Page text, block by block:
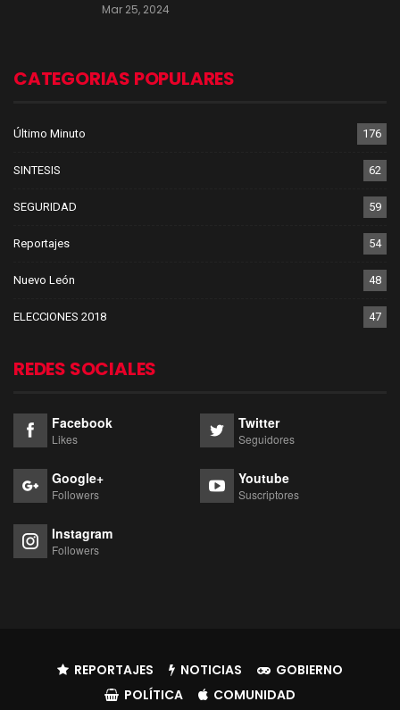
Mar 25, 2024
CATEGORIAS POPULARES
Último Minuto 176
SINTESIS 62
SEGURIDAD 59
Reportajes 54
Nuevo León 48
ELECCIONES 2018 47
REDES SOCIALES
Facebook
Likes
Twitter
Seguidores
Google+
Followers
Youtube
Suscriptores
Instagram
Followers
REPORTAJES NOTICIAS
GOBIERNO
POLÍTICA
COMUNIDAD